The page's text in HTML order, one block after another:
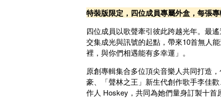
特裝版限定，四位成員專屬外盒，每張
四位成員以歌聲牽引彼此跨越光年。最
交集成光與訊號的起點，帶來10首無人
裡，與你們相遇能有多幸運」。
原創專輯集合多位頂尖音樂人共同打造
豪、「聲林之王」新生代創作歌手李佳
作人 Hoskey ，共同為她們量身訂製十